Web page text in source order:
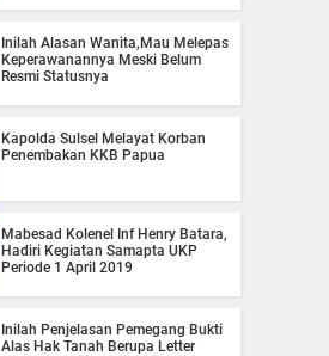
Inilah Alasan Wanita,Mau Melepas
Keperawanannya Meski Belum
Resmi Statusnya
Kapolda Sulsel Melayat Korban
Penembakan KKB Papua
Mabesad Kolenel Inf Henry Batara,
Hadiri Kegiatan Samapta UKP
Periode 1 April 2019
Inilah Penjelasan Pemegang Bukti
Alas Hak Tanah Berupa Letter